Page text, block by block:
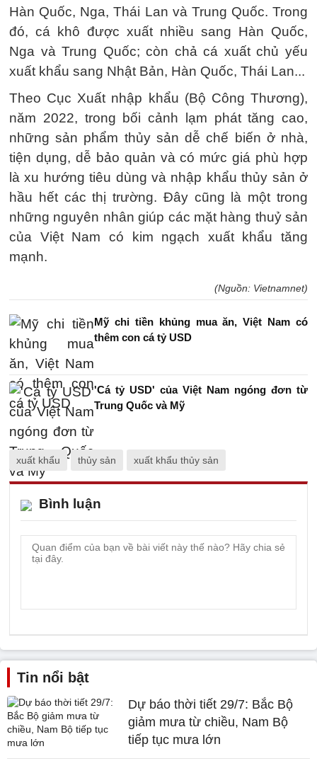
Hàn Quốc, Nga, Thái Lan và Trung Quốc. Trong
đó, cá khô được xuất nhiều sang Hàn Quốc,
Nga và Trung Quốc; còn chả cá xuất chủ yếu
xuất khẩu sang Nhật Bản, Hàn Quốc, Thái Lan...
Theo Cục Xuất nhập khẩu (Bộ Công Thương),
năm 2022, trong bối cảnh lạm phát tăng cao,
những sản phẩm thủy sản dễ chế biến ở nhà,
tiện dụng, dễ bảo quản và có mức giá phù hợp
là xu hướng tiêu dùng và nhập khẩu thủy sản ở
hầu hết các thị trường. Đây cũng là một trong
những nguyên nhân giúp các mặt hàng thuỷ sản
của Việt Nam có kim ngạch xuất khẩu tăng
mạnh.
(Nguồn: Vietnamnet)
Mỹ chi tiền khủng mua ăn, Việt Nam có
thêm con cá tỷ USD
'Cá tỷ USD' của Việt Nam ngóng đơn từ
Trung Quốc và Mỹ
xuất khẩu thủy sản xuất khẩu thủy sản
Bình luận
Tin nổi bật
Dự báo thời tiết 29/7: Bắc Bộ
giảm mưa từ chiều, Nam Bộ
tiếp tục mưa lớn